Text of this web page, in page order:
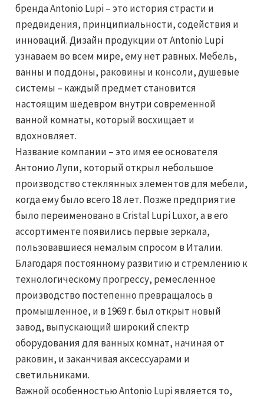
бренда Antonio Lupi – это история страсти и
предвидения, принципиальности, содействия и
инноваций. Дизайн продукции от Antonio Lupi
узнаваем во всем мире, ему нет равных. Мебель,
ванны и поддоны, раковины и консоли, душевые
системы – каждый предмет становится
настоящим шедевром внутри современной
ванной комнаты, который восхищает и
вдохновляет.
Название компании – это имя ее основателя
Антонио Лупи, который открыл небольшое
производство стеклянных элементов для мебели,
когда ему было всего 18 лет. Позже предприятие
было переименовано в Cristal Lupi Luxor, а в его
ассортименте появились первые зеркала,
пользовавшиеся немалым спросом в Италии.
Благодаря постоянному развитию и стремлению к
технологическому прогрессу, ремесленное
производство постепенно превращалось в
промышленное, и в 1969 г. был открыт новый
завод, выпускающий широкий спектр
оборудования для ванных комнат, начиная от
раковин, и заканчивая аксессуарами и
светильниками.
Важной особенностью Antonio Lupi является то,